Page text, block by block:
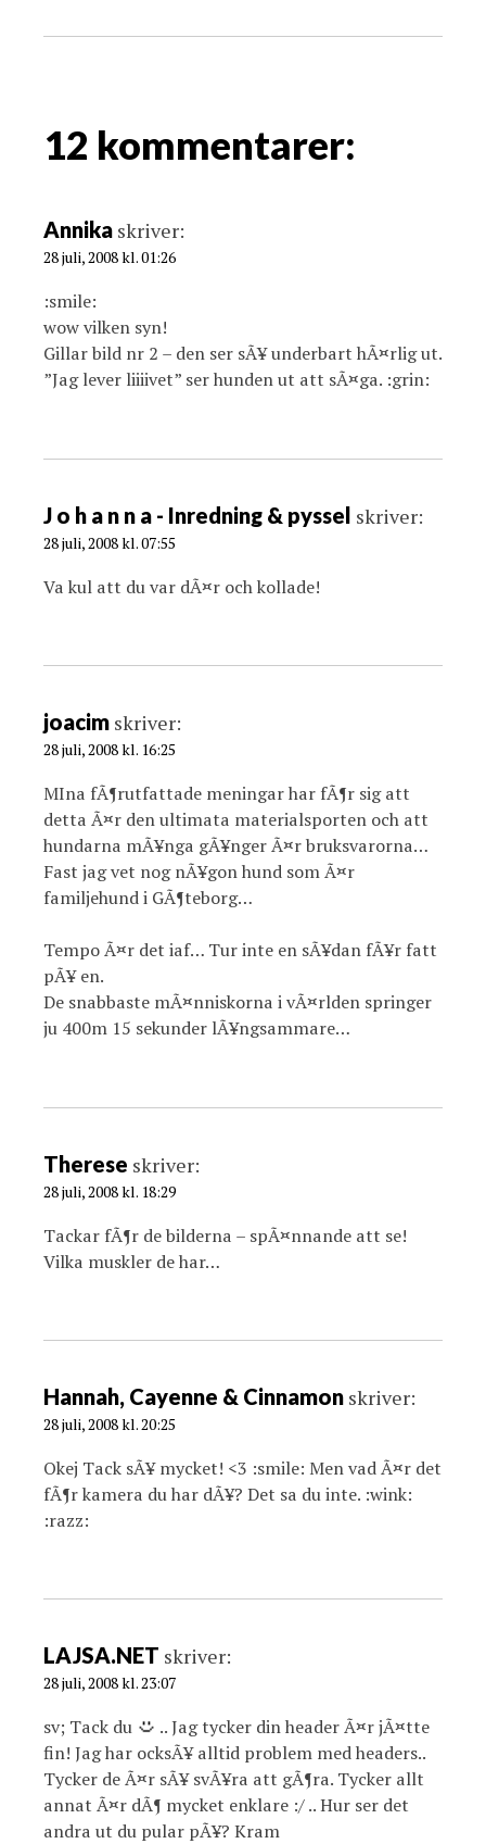
a
g
a
o
12 kommentarer:
Annika skriver:
28 juli, 2008 kl. 01:26
:smile:
wow vilken syn!
Gillar bild nr 2 – den ser sÃ¥ underbart hÃ¤rlig ut.
”Jag lever liiiivet” ser hunden ut att sÃ¤ga. :grin:
J o h a n n a - Inredning & pyssel skriver:
28 juli, 2008 kl. 07:55
Va kul att du var dÃ¤r och kollade!
joacim skriver:
28 juli, 2008 kl. 16:25
MIna fÃ¶rutfattade meningar har fÃ¶r sig att
detta Ã¤r den ultimata materialsporten och att
hundarna mÃ¥nga gÃ¥nger Ã¤r bruksvarorna…
Fast jag vet nog nÃ¥gon hund som Ã¤r
familjehund i GÃ¶teborg…
Tempo Ã¤r det iaf… Tur inte en sÃ¥dan fÃ¥r fatt
pÃ¥ en.
De snabbaste mÃ¤nniskorna i vÃ¤rlden springer
ju 400m 15 sekunder lÃ¥ngsammare…
Therese skriver:
28 juli, 2008 kl. 18:29
Tackar fÃ¶r de bilderna – spÃ¤nnande att se!
Vilka muskler de har…
Hannah, Cayenne & Cinnamon skriver:
28 juli, 2008 kl. 20:25
Okej Tack sÃ¥ mycket! <3 :smile: Men vad Ã¤r det
fÃ¶r kamera du har dÃ¥? Det sa du inte. :wink:
:razz:
LAJSA.NET skriver:
28 juli, 2008 kl. 23:07
sv; Tack du
.. Jag tycker din header Ã¤r jÃ¤tte
fin! Jag har ocksÃ¥ alltid problem med headers..
Tycker de Ã¤r sÃ¥ svÃ¥ra att gÃ¶ra. Tycker allt
annat Ã¤r dÃ¶ mycket enklare :/ .. Hur ser det
andra ut du pular pÃ¥? Kram